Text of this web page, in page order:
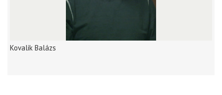
Kovalik Balázs